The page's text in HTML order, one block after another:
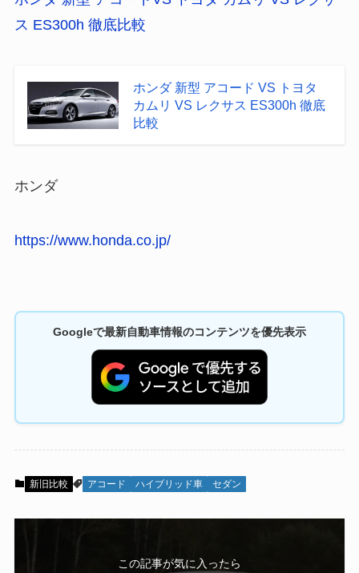
ス ES300h 徹底比較
ホンダ 新型 アコード VS トヨタ
カムリ VS レクサス ES300h 徹底
比較
ホンダ
https://www.honda.co.jp/
Googleで最新自動車情報のコンテンツを優先表示
新旧比較 アコード ハイブリッド車 セダン
この記事が気に入ったら